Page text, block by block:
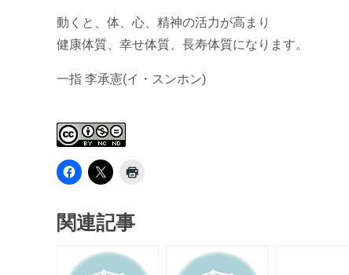
動くと、体、心、精神の活力が高まり
健康体質、幸せ体質、長寿体質になります。
一指 李承憲(イ・スンホン)
関連記事